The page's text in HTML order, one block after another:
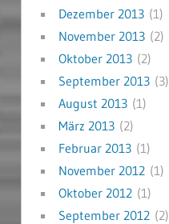
Dezember 2013(1)
November 2013(2)
Oktober 2013(2)
September 2013(3)
August 2013(1)
März 2013(2)
Februar 2013(1)
November 2012(1)
Oktober 2012(1)
September 2012(2)